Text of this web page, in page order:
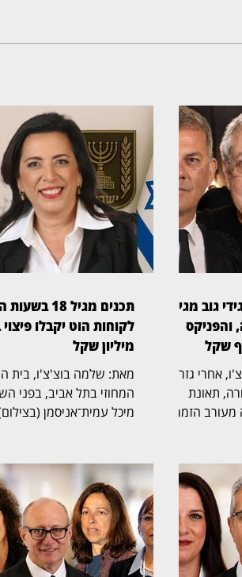
גוב מגיע
והפניקס
מאת: שלמה בוצ'צ'ו, אחרי גזר
תאונת
הזמר
אביב, בפני
שמפל
של פסק דין
חברת
את מלוא
סכום מופחת,
תכנים מגיל 18
מיליון שקל
מאת: שלמה
המחוזי בתל אביב, בפני
מיכל עמית־אניסמן
שנטען כי בשעות היום
בערוציה תכנים שאינם
לילדים. במסגרת ההסדר,
תעניק ללקוחות הטלוויזיה
הטבות בשווי
שקל. ההליך נפתח על ידי